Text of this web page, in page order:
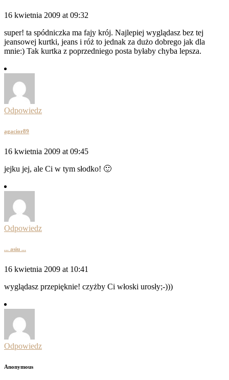
16 kwietnia 2009 at 09:32
super! ta spódniczka ma fajy krój. Najlepiej wyglądasz bez tej
jeansowej kurtki, jeans i róż to jednak za dużo dobrego jak dla
mnie:) Tak kurtka z poprzedniego posta byłaby chyba lepsza.
Odpowiedz
agacior89
16 kwietnia 2009 at 09:45
jejku jej, ale Ci w tym słodko! 🙂
Odpowiedz
... asiu ...
16 kwietnia 2009 at 10:41
wyglądasz przepięknie! czyżby Ci włoski urosły;-)))
Odpowiedz
Anonymous